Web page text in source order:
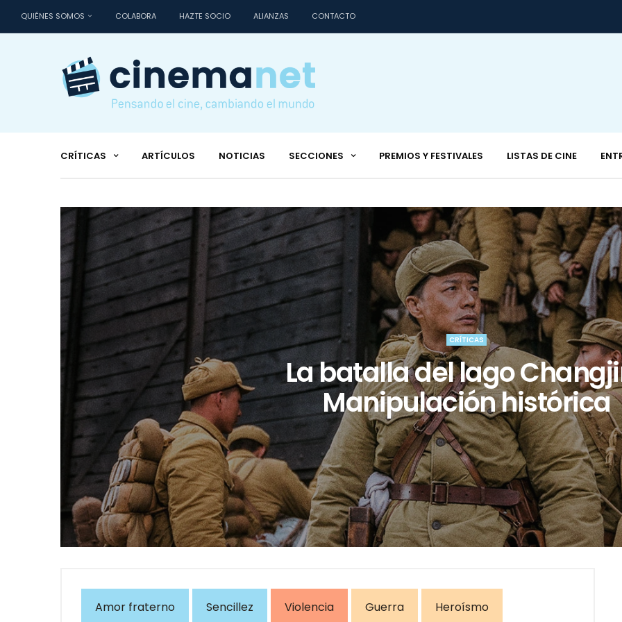
QUIÉNES SOMOS COLABORA HAZTE SOCIO ALIANZAS CONTACTO
CRÍTICAS ARTÍCULOS NOTICIAS SECCIONES PREMIOS Y FESTIVALES LISTAS DE CINE
CRÍTICAS
La batalla del lago
Manipulación histórica
Amor fraterno Sencillez Violencia Guerra Heroísmo